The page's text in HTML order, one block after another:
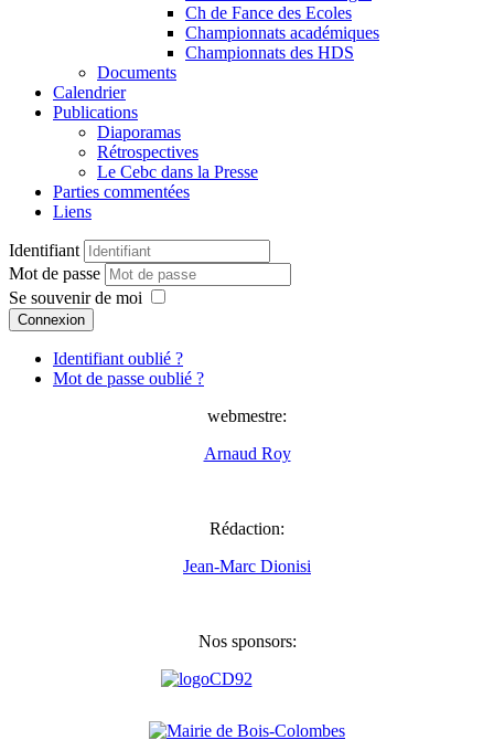
Ch de Fance des Ecoles
Championnats académiques
Championnats des HDS
Documents
Calendrier
Publications
Diaporamas
Rétrospectives
Le Cebc dans la Presse
Parties commentées
Liens
Identifiant
Mot de passe
Se souvenir de moi
Connexion
Identifiant oublié ?
Mot de passe oublié ?
webmestre:
Arnaud Roy
Rédaction:
Jean-Marc Dionisi
Nos sponsors: